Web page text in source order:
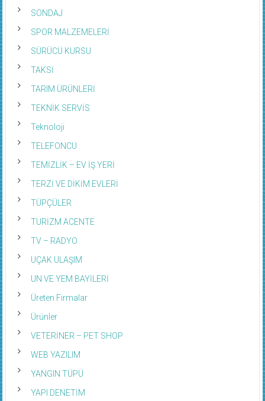
SONDAJ
SPOR MALZEMELERİ
SÜRÜCÜ KURSU
TAKSİ
TARIM ÜRÜNLERİ
TEKNİK SERVİS
Teknoloji
TELEFONCU
TEMİZLİK – EV İŞ YERİ
TERZİ VE DİKİM EVLERİ
TÜPÇÜLER
TURİZM ACENTE
TV – RADYO
UÇAK ULAŞIM
UN VE YEM BAYİLERİ
Üreten Firmalar
Ürünler
VETERİNER – PET SHOP
WEB YAZILIM
YANGIN TÜPÜ
YAPI DENETİM